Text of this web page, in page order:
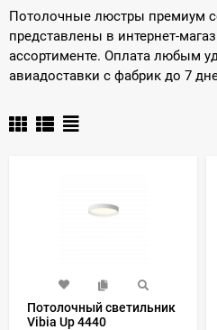
Потолочные люстры премиум
представлены в интернет-
ассортименте. Оплата любым
авиадоставки с фабрик до 7
Потолочный светильник
Vibia Up 4440